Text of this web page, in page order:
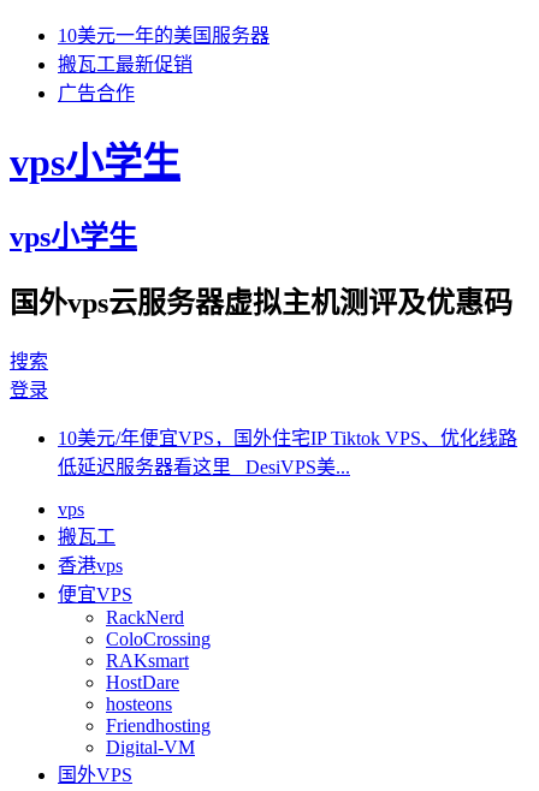
10美元一年的美国服务器
搬瓦工最新促销
广告合作
vps小学生
vps小学生
国外vps云服务器虚拟主机测评及优惠码
搜索
登录
10美元/年便宜VPS，国外住宅IP Tiktok VPS、优化线路
低延迟服务器看这里 DesiVPS美...
vps
搬瓦工
香港vps
便宜VPS
RackNerd
ColoCrossing
RAKsmart
HostDare
hosteons
Friendhosting
Digital-VM
国外VPS